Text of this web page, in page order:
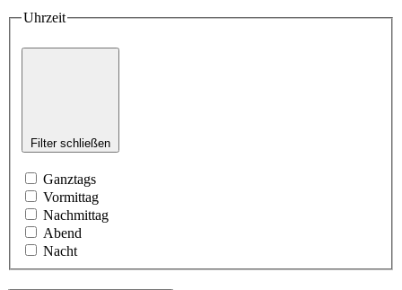
Uhrzeit
Filter schließen
Ganztags
Vormittag
Nachmittag
Abend
Nacht